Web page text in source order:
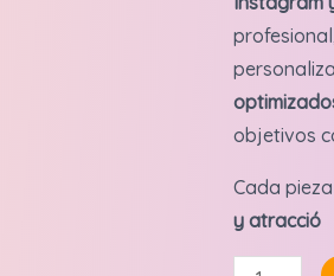
objetivos
Cada
y atracció
Pack